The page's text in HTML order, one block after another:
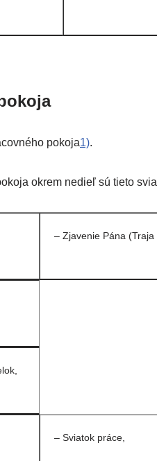
pokoja1).
okrem nedieľ sú tieto
– Zjavenie Pána
– Sviatok práce,